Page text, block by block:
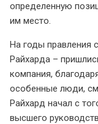
определенную
им место.
На годы правления
Райхарда –
компания,
особенные люди,
Райхард начал с
высшего